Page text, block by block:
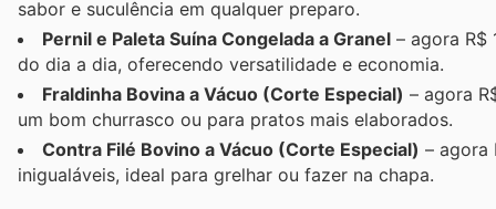
sabor e suculência em qualquer preparo.
Pernil e Paleta Suína Congelada a Granel – agora R$
do dia a dia, oferecendo versatilidade e economia.
Fraldinha Bovina a Vácuo (Corte Especial) – agora
um bom churrasco ou para pratos mais elaborados.
Contra Filé Bovino a Vácuo (Corte Especial) – agora
inigualáveis, ideal para grelhar ou fazer na chapa.